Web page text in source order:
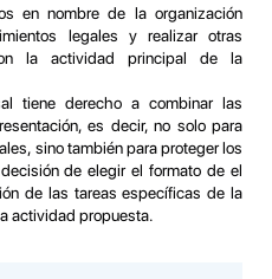
en nombre de la organización
legales y realizar otras
la actividad principal de la
tiene derecho a combinar las
es decir, no solo para
sino también para proteger los
de elegir el formato de el
de las tareas específicas de la
actividad propuesta.